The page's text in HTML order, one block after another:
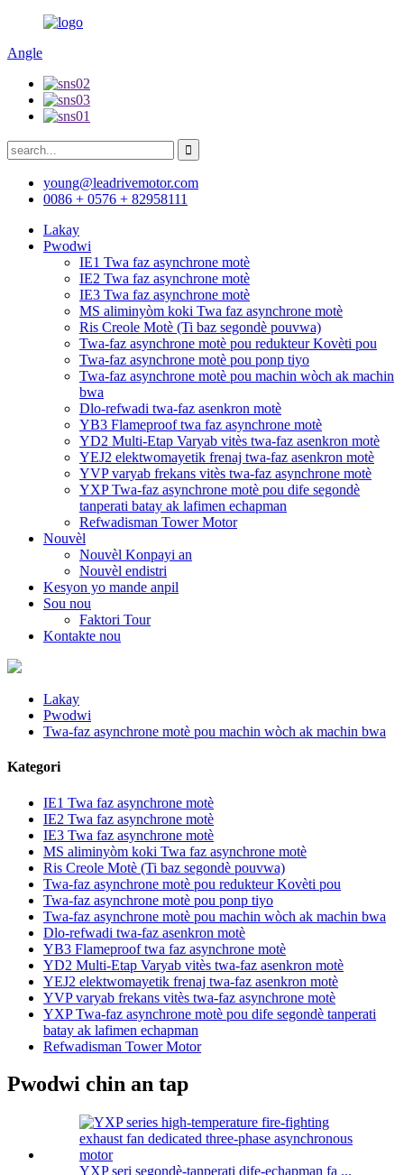
Angle
young@leadrivemotor.com
0086 + 0576 + 82958111
Lakay
Pwodwi
IE1 Twa faz asynchrone motè
IE2 Twa faz asynchrone motè
IE3 Twa faz asynchrone motè
MS aliminyòm koki Twa faz asynchrone motè
Ris Creole Motè (Ti baz segondè pouvwa)
Twa-faz asynchrone motè pou redukteur Kovèti pou
Twa-faz asynchrone motè pou ponp tiyo
Twa-faz asynchrone motè pou machin wòch ak machin
bwa
Dlo-refwadi twa-faz asenkron motè
YB3 Flameproof twa faz asynchrone motè
YD2 Multi-Etap Varyab vitès twa-faz asenkron motè
YEJ2 elektwomayetik frenaj twa-faz asenkron motè
YVP varyab frekans vitès twa-faz asynchrone motè
YXP Twa-faz asynchrone motè pou dife segondè
tanperati batay ak lafimen echapman
Refwadisman Tower Motor
Nouvèl
Nouvèl Konpayi an
Nouvèl endistri
Kesyon yo mande anpil
Sou nou
Faktori Tour
Kontakte nou
Lakay
Pwodwi
Twa-faz asynchrone motè pou machin wòch ak machin bwa
Kategori
IE1 Twa faz asynchrone motè
IE2 Twa faz asynchrone motè
IE3 Twa faz asynchrone motè
MS aliminyòm koki Twa faz asynchrone motè
Ris Creole Motè (Ti baz segondè pouvwa)
Twa-faz asynchrone motè pou redukteur Kovèti pou
Twa-faz asynchrone motè pou ponp tiyo
Twa-faz asynchrone motè pou machin wòch ak machin bwa
Dlo-refwadi twa-faz asenkron motè
YB3 Flameproof twa faz asynchrone motè
YD2 Multi-Etap Varyab vitès twa-faz asenkron motè
YEJ2 elektwomayetik frenaj twa-faz asenkron motè
YVP varyab frekans vitès twa-faz asynchrone motè
YXP Twa-faz asynchrone motè pou dife segondè tanperati
batay ak lafimen echapman
Refwadisman Tower Motor
Pwodwi chin an tap
YXP seri segondè-tanperati dife-echapman fa ...